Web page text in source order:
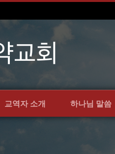
교역자 소개 하나님 말씀